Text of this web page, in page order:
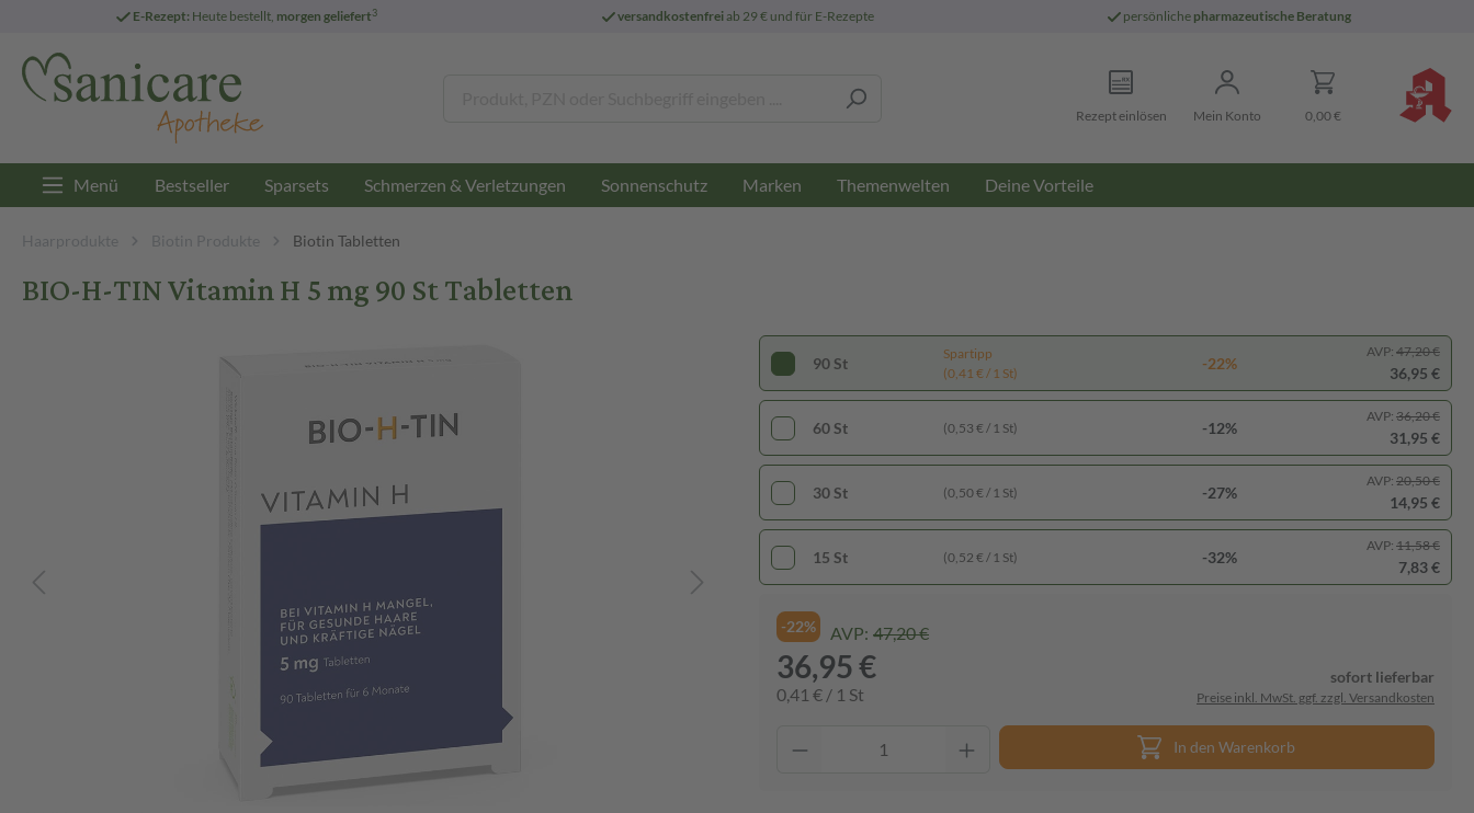
E-Rezept: Heute bestellt, morgen geliefert3 versandkostenfreiab 29 € und für E-Rezepte persönliche pharmazeutische Beratung
Rezept einlösen Mein Konto 0,00 €
Menü Bestseller Sparsets Schmerzen & Verletzungen Sonnenschutz Marken Themenwelten Deine Vorteile
Haarprodukte Biotin Produkte Biotin Tabletten
BIO-H-TIN Vitamin H 5 mg 90 St Tabletten
90 St
Spartipp
(0,41 € / 1 St)
-22%
AVP: 47,20 €
36,95 €
60 St (0,53 € / 1 St) -12%
AVP: 36,20 €
31,95 €
30 St (0,50 € / 1 St) -27%
AVP: 20,50 €
14,95 €
15 St (0,52 € / 1 St) -32%
AVP: 11,58 €
7,83 €
-22% AVP: 47,20 €
36,95 €
0,41 € / 1 St
sofort lieferbar
Preise inkl. MwSt. ggf. zzgl. Versandkosten
In den Warenkorb